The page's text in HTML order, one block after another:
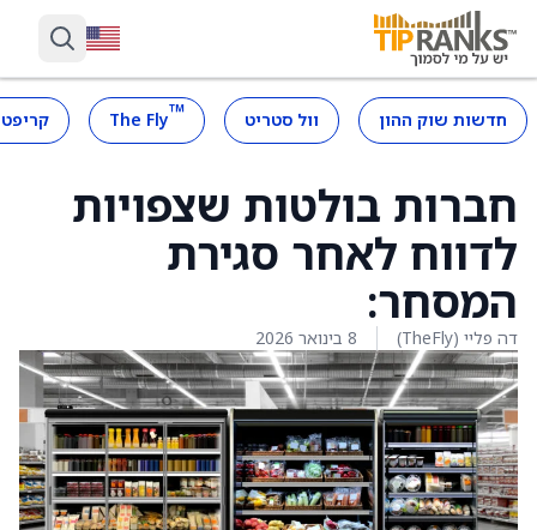
חדשות שוק ההון וול סטריט ™
The Fly
חברות בולטות שצפויות
לדווח לאחר סגירת
המסחר:
דה פליי (TheFly) 8 בינואר 2026